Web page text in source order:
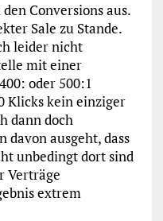
Conversions aus.
Sale zu Stande.
leider nicht
mit einer
oder 500:1
Klicks kein einziger
dann doch
davon ausgeht, dass
unbedingt dort sind
Verträge
extrem